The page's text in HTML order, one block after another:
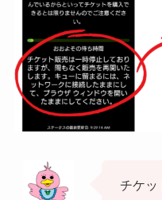
チケッ